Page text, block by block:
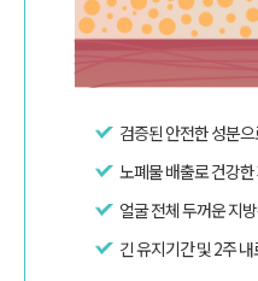
검증된 안전한 성분
노폐물 배출로 건강
얼굴 전체 두꺼운 지
긴 유지기간 및 2주